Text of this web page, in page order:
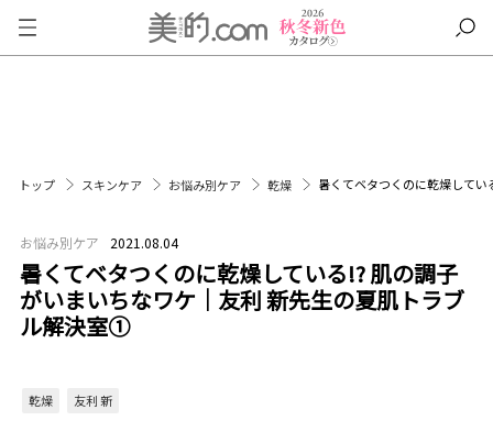
トップ スキンケア お悩み別ケア 乾燥 暑くてベタつくのに乾燥して
お悩み別ケア 2021.08.04
暑くてベタつくのに乾燥している!? 肌の調子
がいまいちなワケ｜友利 新先生の夏肌トラブ
ル解決室①
乾燥 友利 新